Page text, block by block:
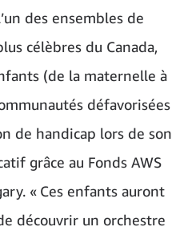
des ensembles de
célèbres du Canada,
(de la maternelle à
défavorisées
de handicap lors de son
grâce au Fonds AWS
« Ces enfants auront
découvrir un orchestre